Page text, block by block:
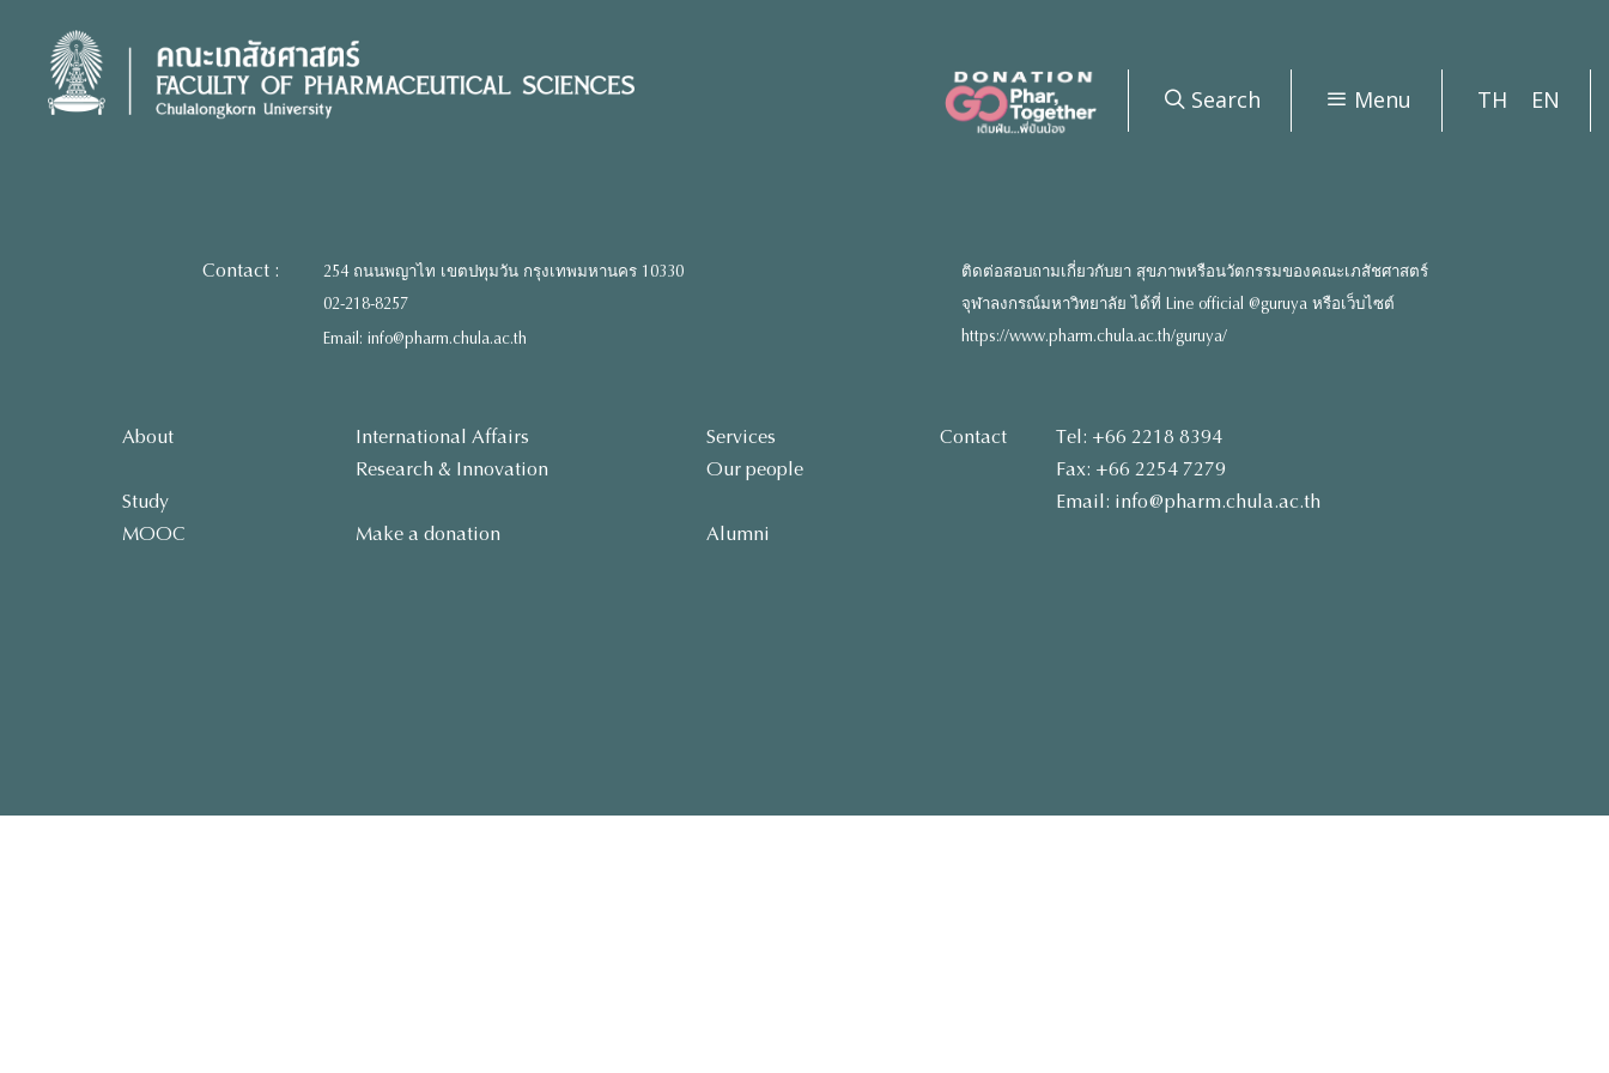
content
Search Menu TH EN
Contact :
254 ถนนพญาไท เขตปทุมวัน กรุงเทพมหานคร 10330
02-218-8257
Email: info@pharm.chula.ac.th
ติดต่อสอบถามเกี่ยวกับยา สุขภาพหรือนวัตกรรมของคณะเภสัชศาสตร์
จุฬาลงกรณ์มหาวิทยาลัย ได้ที่ Line official @guruya หรือเว็บไซต์
https://www.pharm.chula.ac.th/guruya/
About
Study
MOOC
International Affairs
Research & Innovation
Make a donation
Services
Our people
Alumni
Contact
Tel: +66 2218 8394
Fax: +66 2254 7279
Email: info@pharm.chula.ac.th